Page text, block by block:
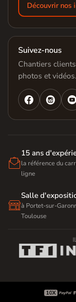
Découvrir nos
Suivez-nous
Chantiers
photos et vidéos.
 

15 ans
la référence du
ligne

Salle
à Portet-sur-
Toulouse
